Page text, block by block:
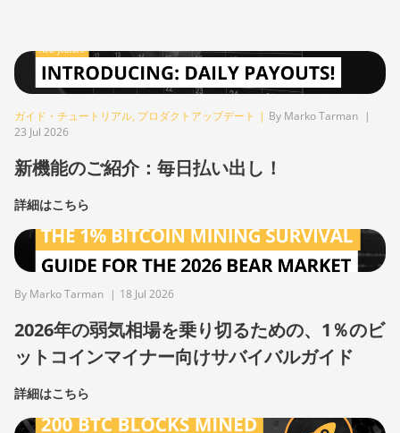
ガイド・チュートリアル, プロダクトアップデート | By Marko Tarman |
23 Jul 2026
新機能のご紹介：毎日払い出し！
詳細はこちら
By Marko Tarman | 18 Jul 2026
2026年の弱気相場を乗り切るための、1％のビ
ットコインマイナー向けサバイバルガイド
詳細はこちら